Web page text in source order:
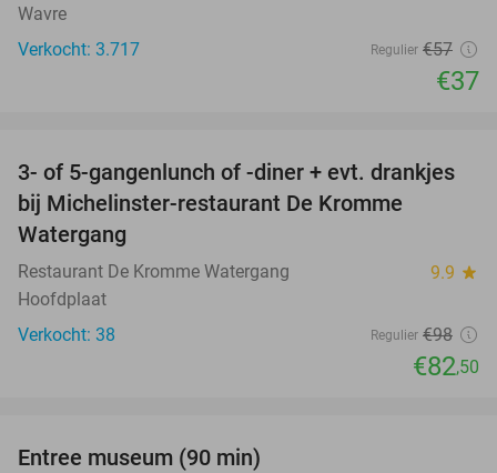
Wavre
Verkocht: 3.717
Regulier €57
€37
16%
3- of 5-gangenlunch of -diner + evt. drankjes
bij Michelinster-restaurant De Kromme
Watergang
Restaurant De Kromme Watergang 9.9 star
Hoofdplaat
Verkocht: 38
Regulier €98
€82,50
Entree museum (90 min)